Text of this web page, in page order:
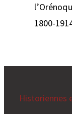
1800-
Historiennes